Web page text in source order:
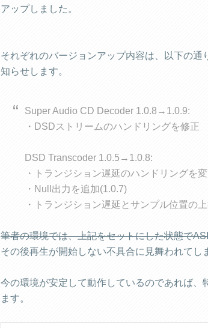
アップしました。
それぞれのバージョンアップ内容は、以下の
知らせします。
Super Audio CD Decoder 1.0.8→1.0.9:
・DSDストリームのハンドリングを修正
DSD Transcoder 1.0.5→1.0.8:
・トランジション遅延のハンドリングを
・Null出力を追加(1.0.7)
・トランジション遅延とサンプル位置の
筆者の環境では、上記をセットにした状態で
その後再生が開始しない不具合に見舞われてし
今の環境が安定して動作しているのであれば
ます。